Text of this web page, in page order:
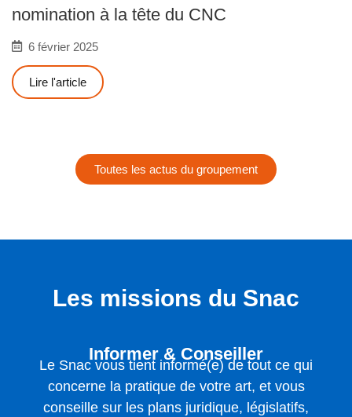
nomination à la tête du CNC
6 février 2025
Lire l'article
Toutes les actus du groupement
Les missions du Snac
Informer & Conseiller
Le Snac vous tient informé(e) de tout ce qui
concerne la pratique de votre art, et vous
conseille sur les plans juridique, législatifs,